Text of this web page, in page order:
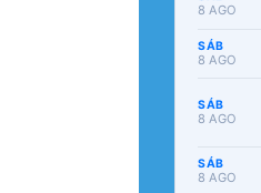
8 AGO
SÁB
8 AGO
SÁB
8 AGO
SÁB
8 AGO